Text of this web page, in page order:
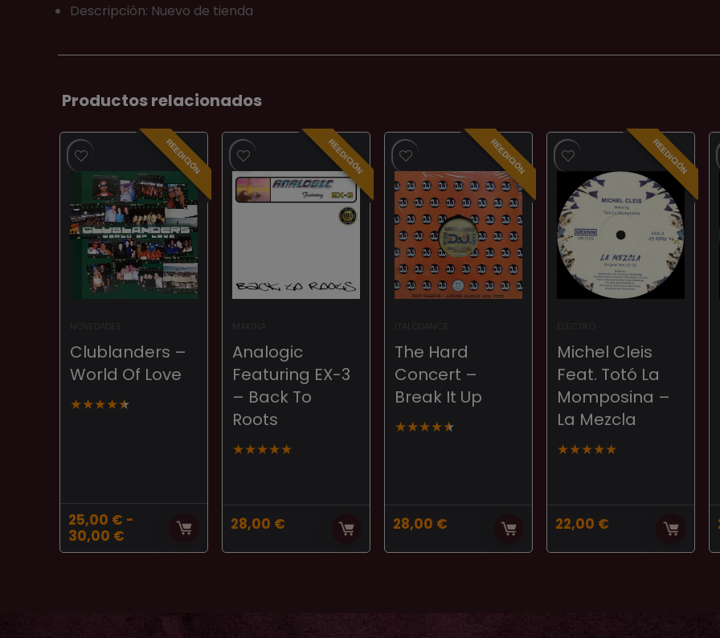
Descripción: Nuevo de tienda
Productos relacionados
REEDICIÓN
Clublanders ‎–
World Of Love
★★★★★
25,00 € -
30,00 €Rango
de
REEDICIÓN
Analogic
Featuring EX-3
– Back To
Roots
★★★★★
28,00 €
REEDICIÓN
The Hard
Concert –
Break It Up
★★★★★
28,00 €
REEDICIÓN
Michel Cleis
Feat. Totó La
Momposina –
La Mezcla
★★★★★
22,00 €